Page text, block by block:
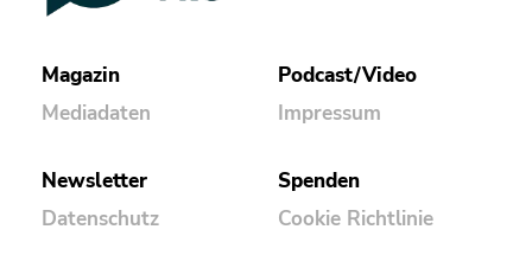
Magazin
Mediadaten
Podcast/Video
Impressum
Newsletter
Datenschutz
Spenden
Cookie Richtlinie